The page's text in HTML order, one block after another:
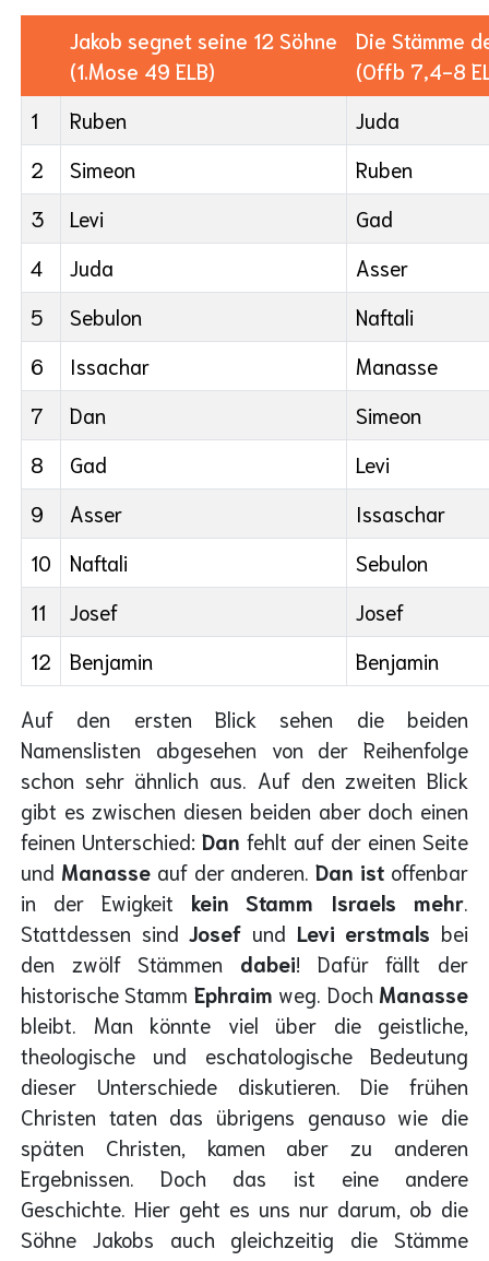
Jakob segnet seine 12 Söhne
(1.Mose 49 ELB)
Die Stämme
(Offb 7,4-8
1
Ruben
Juda
2
Simeon
Ruben
3
Levi
Gad
4
Juda
Asser
5
Sebulon
Naftali
6
Issachar
Manasse
7
Dan
Simeon
8
Gad
Levi
9
Asser
Issaschar
10
Naftali
Sebulon
11
Josef
Josef
12
Benjamin Benjamin
Auf den ersten Blick sehen die beiden
Namenslisten abgesehen von der Reihenfolge
schon sehr ähnlich aus. Auf den zweiten Blick
gibt es zwischen diesen beiden aber doch einen
feinen Unterschied: Dan fehlt auf der einen Seite
und Manasseauf der anderen.Dan ist offenbar
in der Ewigkeit kein Stamm Israels mehr.
Stattdessen sindJosef und Levi erstmals bei
den zwölf Stämmen dabei! Dafür fällt der
historische Stamm Ephraim weg. Doch Manasse
bleibt. Man könnte viel über die geistliche,
theologische und eschatologische Bedeutung
dieser Unterschiede diskutieren. Die frühen
Christen taten das übrigens genauso wie die
späten Christen, kamen aber zu anderen
Ergebnissen. Doch das ist eine andere
Geschichte. Hier geht es uns nur darum, ob die
Söhne Jakobs auch gleichzeitig die Stämme